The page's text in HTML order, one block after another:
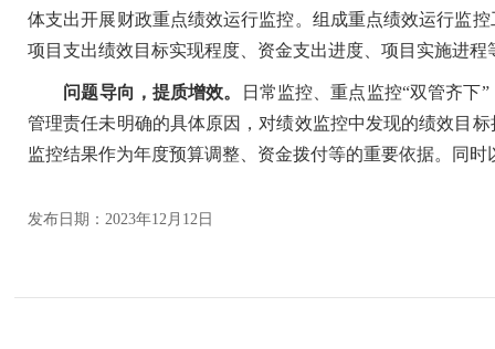
体支出开展财政重点绩效运行监控。组成重点绩效运行监
项目支出绩效目标实现程度、资金支出进度、项目实施进
问题导向，提质增效。
日常监控、重点监控“双管齐下
管理责任未明确的具体原因，对绩效监控中发现的绩效目
监控结果作为年度预算调整、资金拨付等的重要依据。同
发布日期：2023年12月12日